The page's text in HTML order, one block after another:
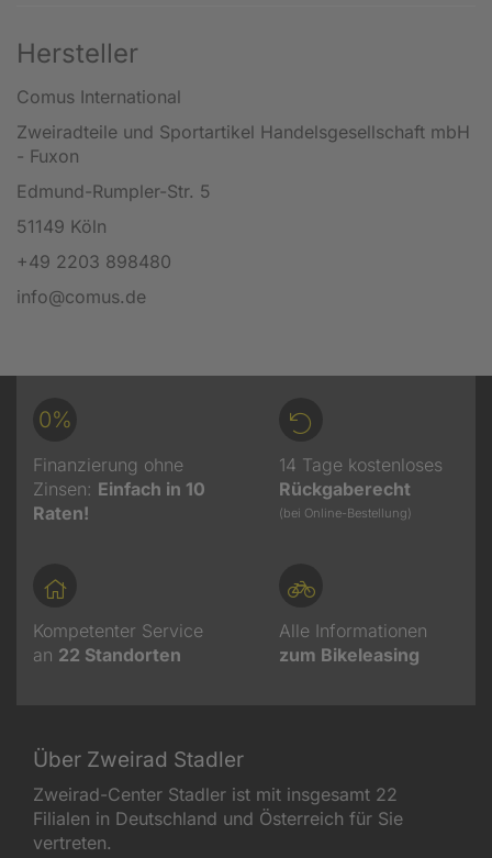
Hersteller
Comus International
Zweiradteile und Sportartikel Handelsgesellschaft mbH
- Fuxon
Edmund-Rumpler-Str. 5
51149 Köln
+49 2203 898480
info@comus.de
0%
Finanzierung ohne
Zinsen: Einfach in 10
Raten!
14 Tage kostenloses
Rückgaberecht
(bei Online-Bestellung)
Kompetenter Service
an 22 Standorten
Alle Informationen
zum Bikeleasing
Über Zweirad Stadler
Zweirad-Center Stadler ist mit insgesamt 22
Filialen in Deutschland und Österreich für Sie
vertreten.